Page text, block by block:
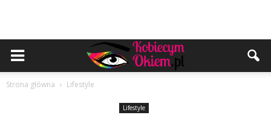
Strona główna Lifestyle
Lifestyle